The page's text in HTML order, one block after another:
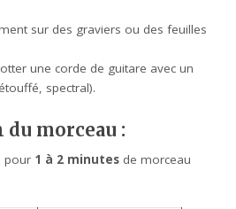
sur des graviers ou des feuilles
une corde de guitare avec un
spectral).
morceau :
pour 1 à 2 minutes de morceau